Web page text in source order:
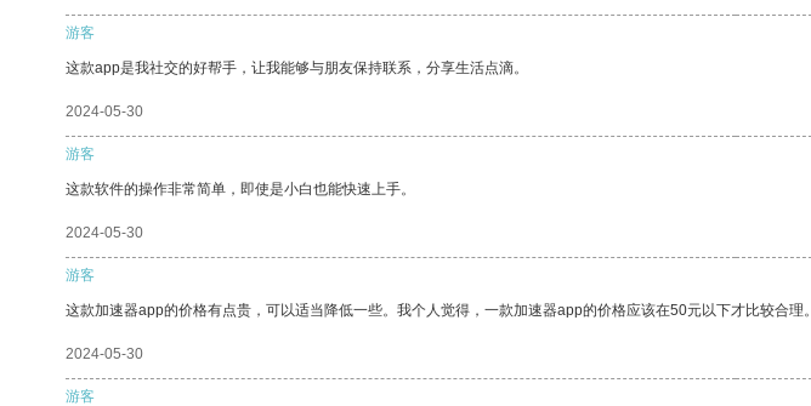
游客
这款app是我社交的好帮手，让我能够与朋友保持联系，分享生活点滴。
2024-05-30
游客
这款软件的操作非常简单，即使是小白也能快速上手。
2024-05-30
游客
这款加速器app的价格有点贵，可以适当降低一些。我个人觉得，一款加速器app的价格应该在50元以下才比较合理。
2024-05-30
游客